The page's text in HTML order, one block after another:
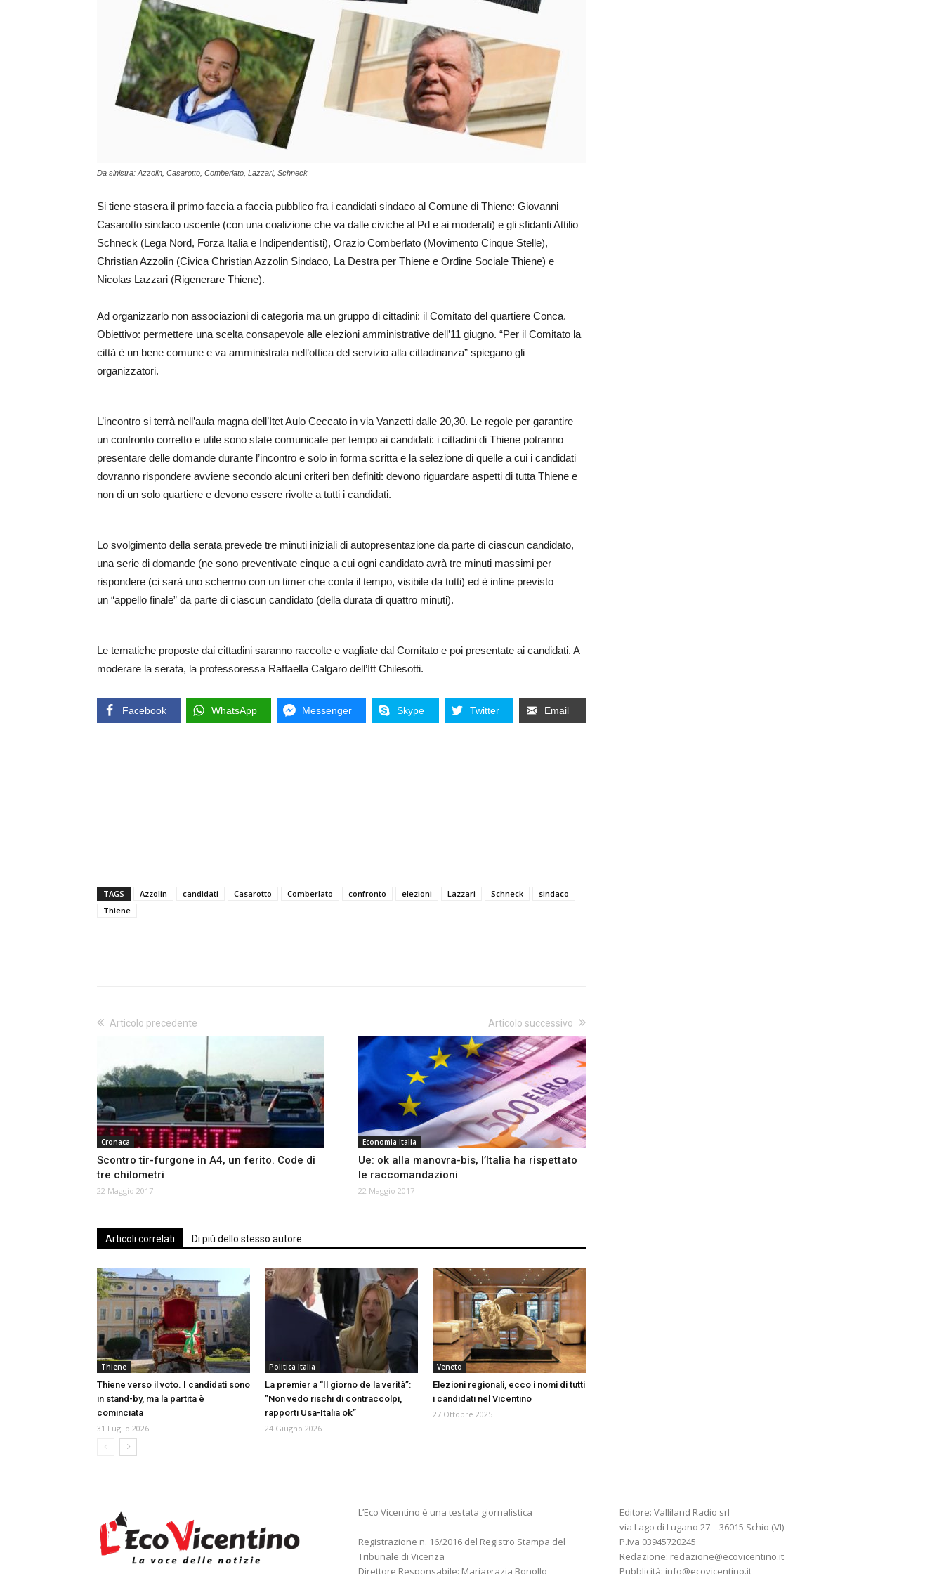
Da sinistra: Azzolin, Casarotto, Comberlato, Lazzari, Schneck
Si tiene stasera il primo faccia a faccia pubblico fra i candidati sindaco al Comune di Thiene: Giovanni
Casarotto sindaco uscente (con una coalizione che va dalle civiche al Pd e ai moderati) e gli sfidanti Attilio
Schneck (Lega Nord, Forza Italia e Indipendentisti), Orazio Comberlato (Movimento Cinque Stelle),
Christian Azzolin (Civica Christian Azzolin Sindaco, La Destra per Thiene e Ordine Sociale Thiene) e
Nicolas Lazzari (Rigenerare Thiene).
Ad organizzarlo non associazioni di categoria ma un gruppo di cittadini: il Comitato del quartiere Conca.
Obiettivo: permettere una scelta consapevole alle elezioni amministrative dell’11 giugno. “Per il Comitato la
città è un bene comune e va amministrata nell’ottica del servizio alla cittadinanza” spiegano gli
organizzatori.
L’incontro si terrà nell’aula magna dell’Itet Aulo Ceccato in via Vanzetti dalle 20,30. Le regole per garantire
un confronto corretto e utile sono state comunicate per tempo ai candidati: i cittadini di Thiene potranno
presentare delle domande durante l’incontro e solo in forma scritta e la selezione di quelle a cui i candidati
dovranno rispondere avviene secondo alcuni criteri ben definiti: devono riguardare aspetti di tutta Thiene e
non di un solo quartiere e devono essere rivolte a tutti i candidati.
Lo svolgimento della serata prevede tre minuti iniziali di autopresentazione da parte di ciascun candidato,
una serie di domande (ne sono preventivate cinque a cui ogni candidato avrà tre minuti massimi per
rispondere (ci sarà uno schermo con un timer che conta il tempo, visibile da tutti) ed è infine previsto
un “appello finale” da parte di ciascun candidato (della durata di quattro minuti).
Le tematiche proposte dai cittadini saranno raccolte e vagliate dal Comitato e poi presentate ai candidati. A
moderare la serata, la professoressa Raffaella Calgaro dell’Itt Chilesotti.
Facebook WhatsApp Messenger Skype Twitter Email
TAGS Azzolin candidati Casarotto Comberlato confronto elezioni Lazzari Schneck
sindaco
Thiene
Articolo precedente
Cronaca
Scontro tir-furgone in A4, un ferito. Code di
tre chilometri
22 Maggio 2017
Articolo successivo
Economia Italia
Ue: ok alla manovra-bis, lʼItalia ha rispettato
le raccomandazioni
22 Maggio 2017
Articoli correlati Di più dello stesso autore
Thiene
Thiene verso il voto. I candidati sono
in stand-by, ma la partita è
cominciata
31 Luglio 2026
Politica Italia
La premier a “Il giorno de la verità”:
”Non vedo rischi di contraccolpi,
rapporti Usa-Italia ok”
24 Giugno 2026
Veneto
Elezioni regionali, ecco i nomi di tutti
i candidati nel Vicentino
27 Ottobre 2025
L’Eco Vicentino è una testata giornalistica
Registrazione n. 16/2016 del Registro Stampa del
Tribunale di Vicenza
Direttore Responsabile: Mariagrazia Bonollo
Editore: Valliland Radio srl
via Lago di Lugano 27 – 36015 Schio (VI)
P.Iva 03945720245
Redazione: redazione@ecovicentino.it
Pubblicità: info@ecovicentino.it